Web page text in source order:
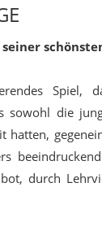
Spiel,
sowohl die
hatten,
durch